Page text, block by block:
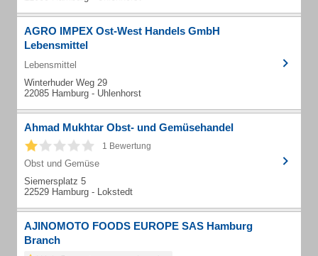
AGRO IMPEX Ost-West Handels GmbH
Lebensmittel
Lebensmittel
Winterhuder Weg 29
22085 Hamburg - Uhlenhorst
Ahmad Mukhtar Obst- und Gemüsehandel
1 Bewertung
Obst und Gemüse
Siemersplatz 5
22529 Hamburg - Lokstedt
AJINOMOTO FOODS EUROPE SAS Hamburg
Branch